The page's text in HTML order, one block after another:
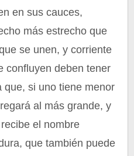
en sus cauces,
más estrecho que
se unen, y corriente
confluyen deben tener
que, si uno tiene menor
al más grande, y
el nombre
que también puede